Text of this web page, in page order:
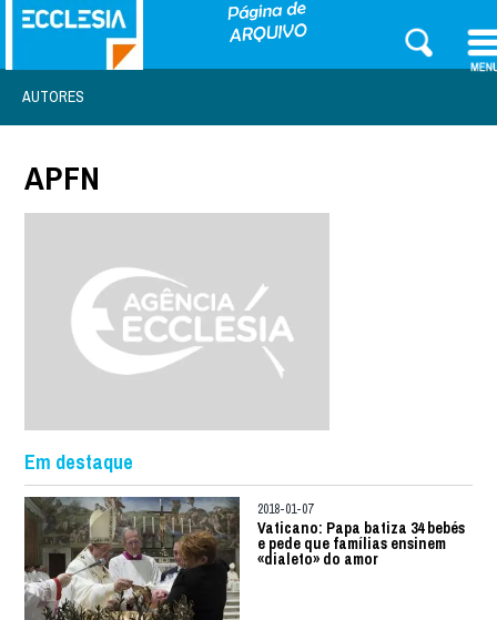
AUTORES
APFN
Em destaque
2018-01-07
Vaticano: Papa batiza 34 bebés
e pede que famílias ensinem
«dialeto» do amor